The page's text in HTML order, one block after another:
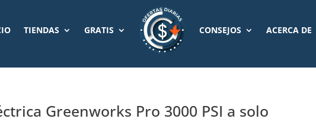
TIENDAS GRATIS CONSEJOS ACERCA DE
Greenworks Pro 3000 PSI a solo